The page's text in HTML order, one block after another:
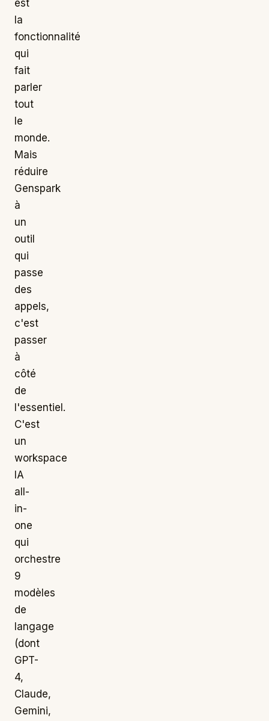
est
la
fonctionnalité
qui
fait
parler
tout
le
monde.
Mais
réduire
Genspark
à
un
outil
qui
passe
des
appels,
c'est
passer
à
côté
de
l'essentiel.
C'est
un
workspace
IA
all-
in-
one
qui
orchestre
9
modèles
de
langage
(dont
GPT-
4,
Claude,
Gemini,